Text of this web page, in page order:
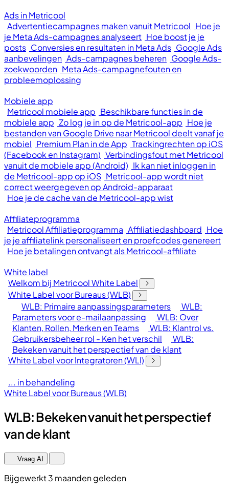
Ads in Metricool
Advertentiecampagnes maken vanuit Metricool Hoe je
je Meta Ads-campagnes analyseert Hoe boost je je
posts Conversies en resultaten in Meta Ads Google Ads
aanbevelingen Ads-campagnes beheren Google Ads-
zoekwoorden Meta Ads-campagnefouten en
probleemoplossing
Mobiele app
Metricool mobiele app Beschikbare functies in de
mobiele app Zo log je in op de Metricool-app Hoe je
bestanden van Google Drive naar Metricool deelt vanaf je
mobiel Premium Plan in de App Trackingrechten op iOS
(Facebook en Instagram) Verbindingsfout met Metricool
vanuit de mobiele app (Android) Ik kan niet inloggen in
de Metricool-app op iOS Metricool-app wordt niet
correct weergegeven op Android-apparaat
Hoe je de cache van de Metricool-app wist
Affiliateprogramma
Metricool Affiliatieprogramma Affiliatiedashboard Hoe
je je affiliatelink personaliseert en proefcodes genereert
Hoe je betalingen ontvangt als Metricool-affiliate
White label
Welkom bij Metricool White Label
White Label voor Bureaus (WLB)
WLB: Primaire aanpassingsparameters
WLB:
Parameters voor e-mailaanpassing
WLB: Over
Klanten, Rollen, Merken en Teams
WLB: Klantrol vs.
Gebruikersbeheer rol - Ken het verschil
WLB:
Bekeken vanuit het perspectief van de klant
White Label voor Integratoren (WLI)
... in behandeling
White Label voor Bureaus (WLB)
WLB: Bekeken vanuit het perspectief
van de klant
Vraag AI
Bijgewerkt 3 maanden geleden